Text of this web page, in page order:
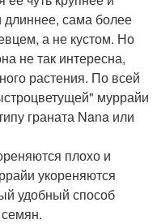
сама более
а не кустом. Но
не так интересна,
растения. По всей
муррайи
граната Nana или
плохо и
укореняются
удобный способ